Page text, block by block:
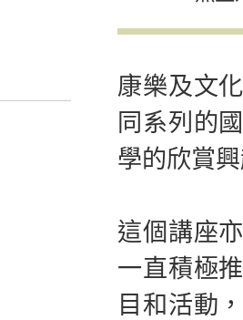
康樂及文
同系列的
學的欣賞
這個講座
一直積極
目和活動